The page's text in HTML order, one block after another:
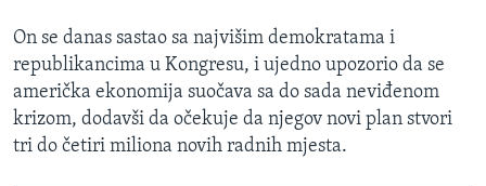
IZBJEGLIČKA STRANA
MAGAZIN
O GLASU AMERIKE
On se danas sastao sa najvišim demokratama i
republikancima u Kongresu, i ujedno upozorio da se
američka ekonomija suočava sa do sada neviđenom
krizom, dodavši da očekuje da njegov novi plan stvori
tri do četiri miliona novih radnih mjesta.